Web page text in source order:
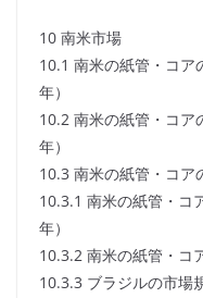
10 南米市場
10.1 南米の紙管・コア
年）
10.2 南米の紙管・コア
年）
10.3 南米の紙管・コア
10.3.1 南米の紙管・コ
年）
10.3.2 南米の紙管・コ
10.3.3 ブラジルの市場